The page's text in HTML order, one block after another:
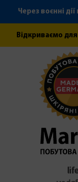
Через воєнні
Відкриваємо